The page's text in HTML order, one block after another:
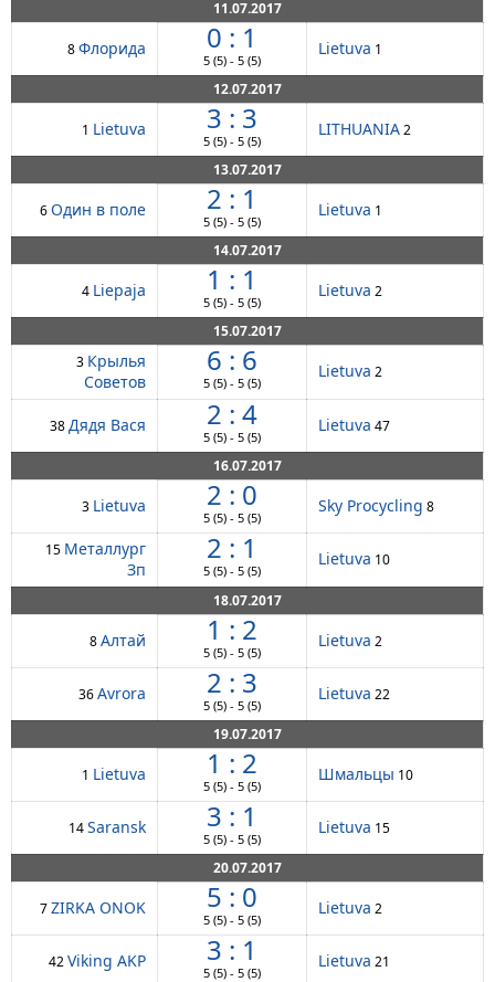
11.07.2017
8Флорида 0 : 1
5 (5) - 5 (5)
Lietuva 1
12.07.2017
1 Lietuva 3 : 3
5 (5) - 5 (5)
LITHUANIA2
13.07.2017
6 Один в поле 2 : 1
5 (5) - 5 (5)
Lietuva 1
14.07.2017
4 Liepaja 1 : 1
5 (5) - 5 (5)
Lietuva 2
15.07.2017
3 Крылья
Советов
6 : 6
5 (5) - 5 (5)
Lietuva 2
38Дядя Вася 2 : 4
5 (5) - 5 (5)
Lietuva 47
16.07.2017
3 Lietuva 2 : 0
5 (5) - 5 (5)
Sky Procycling 8
15 Металлург
Зп
2 : 1
5 (5) - 5 (5)
Lietuva 10
18.07.2017
8Алтай 1 : 2
5 (5) - 5 (5)
Lietuva 2
36Avrora 2 : 3
5 (5) - 5 (5)
Lietuva 22
19.07.2017
1 Lietuva 1 : 2
5 (5) - 5 (5)
Шмальцы 10
14Saransk 3 : 1
5 (5) - 5 (5)
Lietuva 15
20.07.2017
7ZIRKA ONOK 5 : 0
5 (5) - 5 (5)
Lietuva 2
42Viking AKP 3 : 1
5 (5) - 5 (5)
Lietuva 21